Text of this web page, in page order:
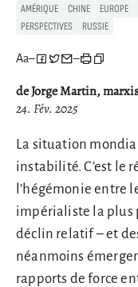
AMÉRIQUE CHINE EUROPE
PERSPECTIVES
RUSSIE
Aa– –
de Jorge Martin,
24. Fév. 2025
La situation
instabilité. C’est le
l’hégémonie entre
impérialiste la plus
déclin relatif – et
néanmoins
rapports de force